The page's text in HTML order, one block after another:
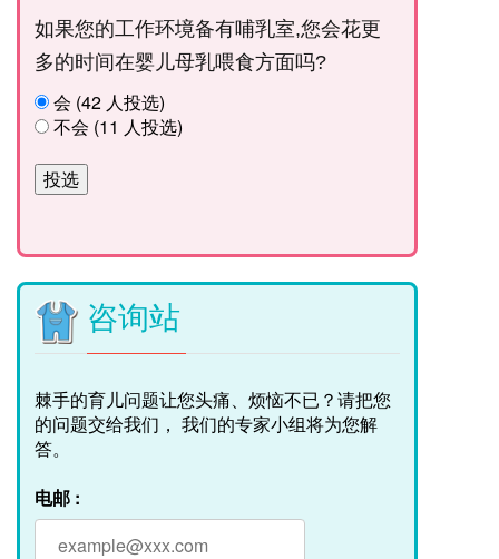
如果您的工作环境备有哺乳室,您会花更
多的时间在婴儿母乳喂食方面吗?
会 (42 人投选)
不会 (11 人投选)
咨询站
棘手的育儿问题让您头痛、烦恼不已？请把您
的问题交给我们， 我们的专家小组将为您解
答。
电邮 :